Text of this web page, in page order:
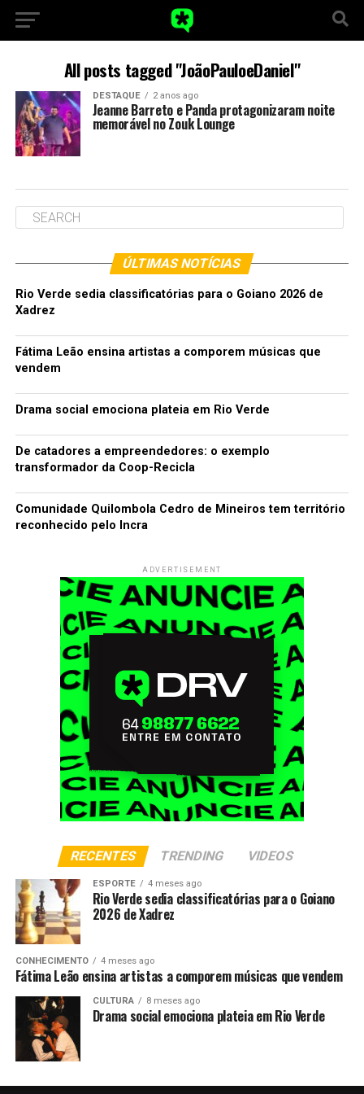
All posts tagged "JoãoPauloeDaniel"
DESTAQUE 2 anos ago
Jeanne Barreto e Panda protagonizaram noite
memorável no Zouk Lounge
ÚLTIMAS NOTÍCIAS
Rio Verde sedia classificatórias para o Goiano 2026 de
Xadrez
Fátima Leão ensina artistas a comporem músicas que
vendem
Drama social emociona plateia em Rio Verde
De catadores a empreendedores: o exemplo
transformador da Coop-Recicla
Comunidade Quilombola Cedro de Mineiros tem território
reconhecido pelo Incra
ADVERTISEMENT
RECENTES TRENDING VIDEOS
ESPORTE 4 meses ago
Rio Verde sedia classificatórias para o Goiano
2026 de Xadrez
CONHECIMENTO 4 meses ago
Fátima Leão ensina artistas a comporem músicas que vendem
CULTURA 8 meses ago
Drama social emociona plateia em Rio Verde